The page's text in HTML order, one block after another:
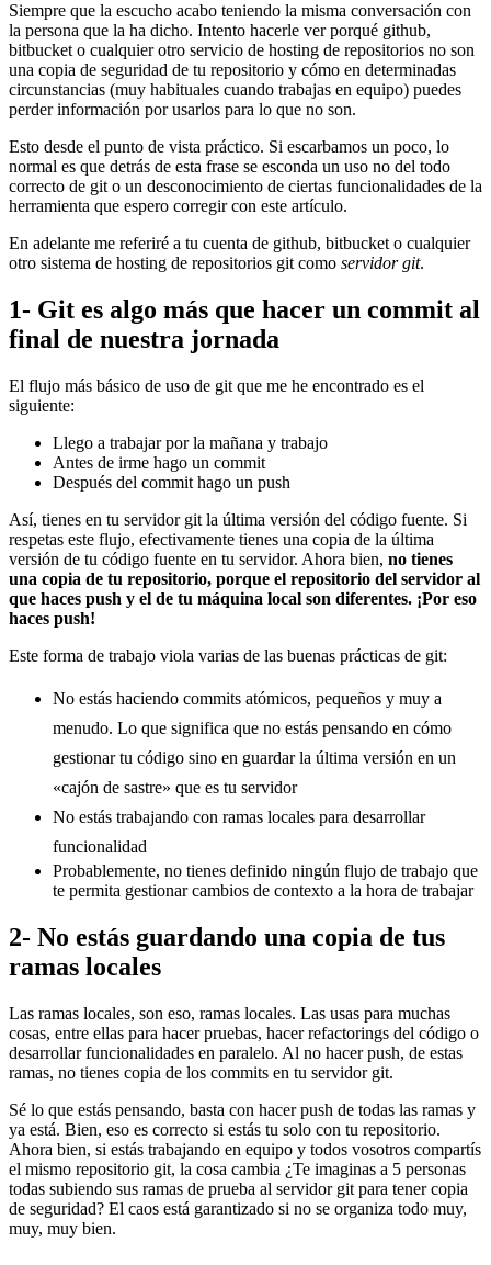
Siempre que la escucho acabo teniendo la misma conversación con
la persona que la ha dicho. Intento hacerle ver porqué github,
bitbucket o cualquier otro servicio de hosting de repositorios no son
una copia de seguridad de tu repositorio y cómo en determinadas
circunstancias (muy habituales cuando trabajas en equipo) puedes
perder información por usarlos para lo que no son.
Esto desde el punto de vista práctico. Si escarbamos un poco, lo
normal es que detrás de esta frase se esconda un uso no del todo
correcto de git o un desconocimiento de ciertas funcionalidades de la
herramienta que espero corregir con este artículo.
En adelante me referiré a tu cuenta de github, bitbucket o cualquier
otro sistema de hosting de repositorios git como servidor git.
1- Git es algo más que hacer un commit al
final de nuestra jornada
El flujo más básico de uso de git que me he encontrado es el
siguiente:
Llego a trabajar por la mañana y trabajo
Antes de irme hago un commit
Después del commit hago un push
Así, tienes en tu servidor git la última versión del código fuente. Si
respetas este flujo, efectivamente tienes una copia de la última
versión de tu código fuente en tu servidor. Ahora bien, no tienes
una copia de tu repositorio, porque el repositorio del servidor al
que haces push y el de tu máquina local son diferentes. ¡Por eso
haces push!
Este forma de trabajo viola varias de las buenas prácticas de git:
No estás haciendo commits atómicos, pequeños y muy a
menudo. Lo que significa que no estás pensando en cómo
gestionar tu código sino en guardar la última versión en un
«cajón de sastre» que es tu servidor
No estás trabajando con ramas locales para desarrollar
funcionalidad
Probablemente, no tienes definido ningún flujo de trabajo que
te permita gestionar cambios de contexto a la hora de trabajar
2- No estás guardando una copia de tus
ramas locales
Las ramas locales, son eso, ramas locales. Las usas para muchas
cosas, entre ellas para hacer pruebas, hacer refactorings del código o
desarrollar funcionalidades en paralelo. Al no hacer push, de estas
ramas, no tienes copia de los commits en tu servidor git.
Sé lo que estás pensando, basta con hacer push de todas las ramas y
ya está. Bien, eso es correcto si estás tu solo con tu repositorio.
Ahora bien, si estás trabajando en equipo y todos vosotros compartís
el mismo repositorio git, la cosa cambia ¿Te imaginas a 5 personas
todas subiendo sus ramas de prueba al servidor git para tener copia
de seguridad? El caos está garantizado si no se organiza todo muy,
muy, muy bien.